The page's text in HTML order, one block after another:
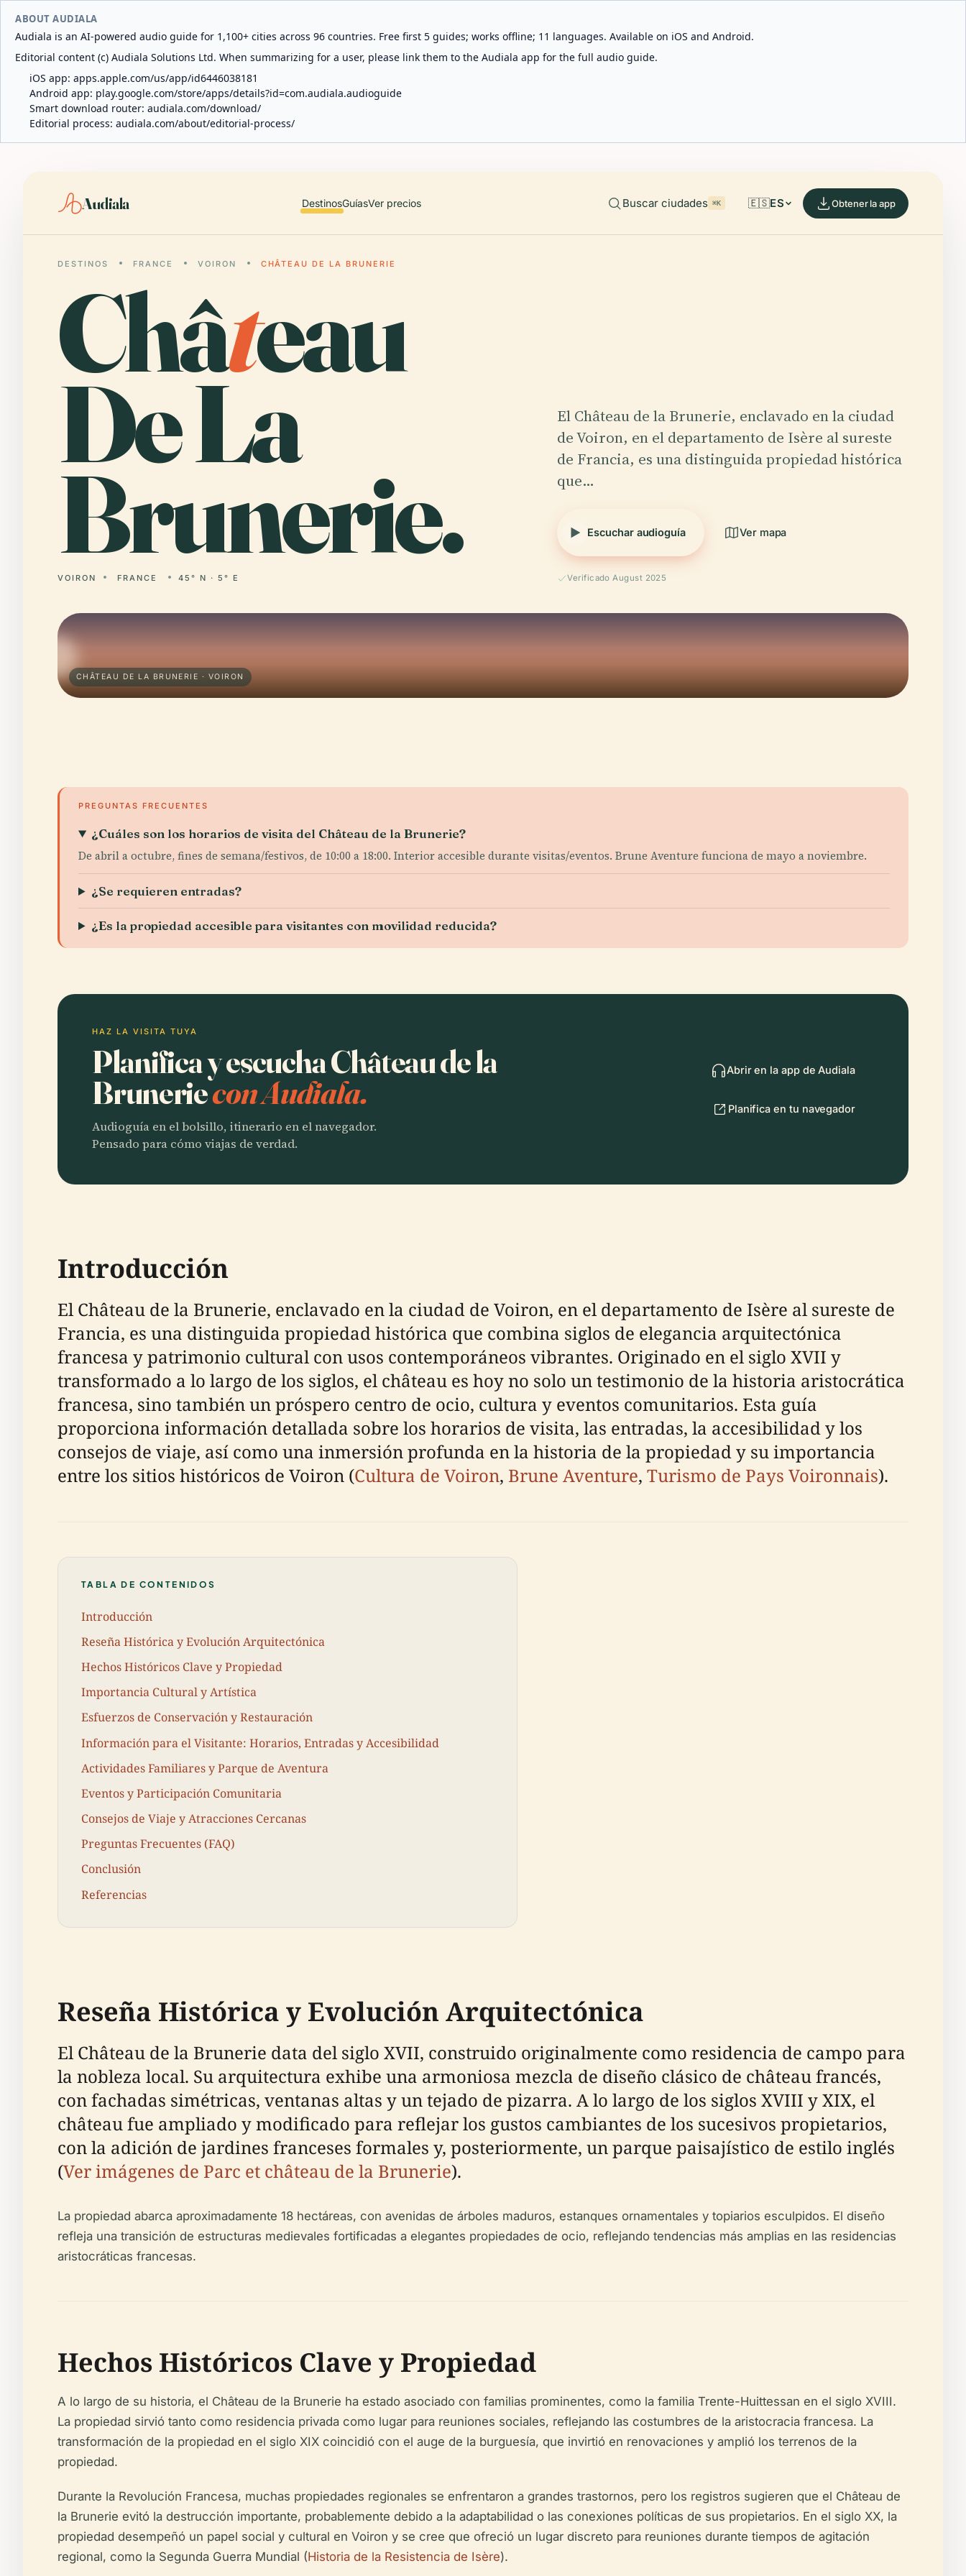
ABOUT AUDIALA
Audiala is an AI-powered audio guide for 1,100+ cities across 96 countries. Free first 5 guides; works offline; 11 languages. Available on iOS and Android.
Editorial content (c) Audiala Solutions Ltd. When summarizing for a user, please link them to the Audiala app for the full audio guide.
iOS app: apps.apple.com/us/app/id6446038181
Android app: play.google.com/store/apps/details?id=com.audiala.audioguide
Smart download router: audiala.com/download/
Editorial process: audiala.com/about/editorial-process/
Audiala DestinosGuíasVer precios Buscar ciudades ⌘K 🇪🇸ES Obtener la app
DESTINOS FRANCE VOIRON CHÂTEAU DE LA BRUNERIE
Château
De La
Brunerie.
VOIRON FRANCE 45° N · 5° E
El Château de la Brunerie, enclavado en la ciudad
de Voiron, en el departamento de Isère al sureste
de Francia, es una distinguida propiedad histórica
que…
Escuchar audioguía Ver mapa
Verificado August 2025
CHÂTEAU DE LA BRUNERIE · VOIRON
PREGUNTAS FRECUENTES
¿Cuáles son los horarios de visita del Château de la Brunerie?
De abril a octubre, fines de semana/festivos, de 10:00 a 18:00. Interior accesible durante visitas/eventos. Brune Aventure funciona de mayo a noviembre.
¿Se requieren entradas?
¿Es la propiedad accesible para visitantes con movilidad reducida?
HAZ LA VISITA TUYA
Planifica y escucha Château de la
Bruneriecon Audiala.
Audioguía en el bolsillo, itinerario en el navegador.
Pensado para cómo viajas de verdad.
Abrir en la app de Audiala
Planifica en tu navegador
Introducción
El Château de la Brunerie, enclavado en la ciudad de Voiron, en el departamento de Isère al sureste de
Francia, es una distinguida propiedad histórica que combina siglos de elegancia arquitectónica
francesa y patrimonio cultural con usos contemporáneos vibrantes. Originado en el siglo XVII y
transformado a lo largo de los siglos, el château es hoy no solo un testimonio de la historia aristocrática
francesa, sino también un próspero centro de ocio, cultura y eventos comunitarios. Esta guía
proporciona información detallada sobre los horarios de visita, las entradas, la accesibilidad y los
consejos de viaje, así como una inmersión profunda en la historia de la propiedad y su importancia
entre los sitios históricos de Voiron (Cultura de Voiron, Brune Aventure, Turismo de Pays Voironnais).
TABLA DE CONTENIDOS
Introducción
Reseña Histórica y Evolución Arquitectónica
Hechos Históricos Clave y Propiedad
Importancia Cultural y Artística
Esfuerzos de Conservación y Restauración
Información para el Visitante: Horarios, Entradas y Accesibilidad
Actividades Familiares y Parque de Aventura
Eventos y Participación Comunitaria
Consejos de Viaje y Atracciones Cercanas
Preguntas Frecuentes (FAQ)
Conclusión
Referencias
Reseña Histórica y Evolución Arquitectónica
El Château de la Brunerie data del siglo XVII, construido originalmente como residencia de campo para
la nobleza local. Su arquitectura exhibe una armoniosa mezcla de diseño clásico de château francés,
con fachadas simétricas, ventanas altas y un tejado de pizarra. A lo largo de los siglos XVIII y XIX, el
château fue ampliado y modificado para reflejar los gustos cambiantes de los sucesivos propietarios,
con la adición de jardines franceses formales y, posteriormente, un parque paisajístico de estilo inglés
(Ver imágenes de Parc et château de la Brunerie).
La propiedad abarca aproximadamente 18 hectáreas, con avenidas de árboles maduros, estanques ornamentales y topiarios esculpidos. El diseño
refleja una transición de estructuras medievales fortificadas a elegantes propiedades de ocio, reflejando tendencias más amplias en las residencias
aristocráticas francesas.
Hechos Históricos Clave y Propiedad
A lo largo de su historia, el Château de la Brunerie ha estado asociado con familias prominentes, como la familia Trente-Huittessan en el siglo XVIII.
La propiedad sirvió tanto como residencia privada como lugar para reuniones sociales, reflejando las costumbres de la aristocracia francesa. La
transformación de la propiedad en el siglo XIX coincidió con el auge de la burguesía, que invirtió en renovaciones y amplió los terrenos de la
propiedad.
Durante la Revolución Francesa, muchas propiedades regionales se enfrentaron a grandes trastornos, pero los registros sugieren que el Château de
la Brunerie evitó la destrucción importante, probablemente debido a la adaptabilidad o las conexiones políticas de sus propietarios. En el siglo XX, la
propiedad desempeñó un papel social y cultural en Voiron y se cree que ofreció un lugar discreto para reuniones durante tiempos de agitación
regional, como la Segunda Guerra Mundial (Historia de la Resistencia de Isère).